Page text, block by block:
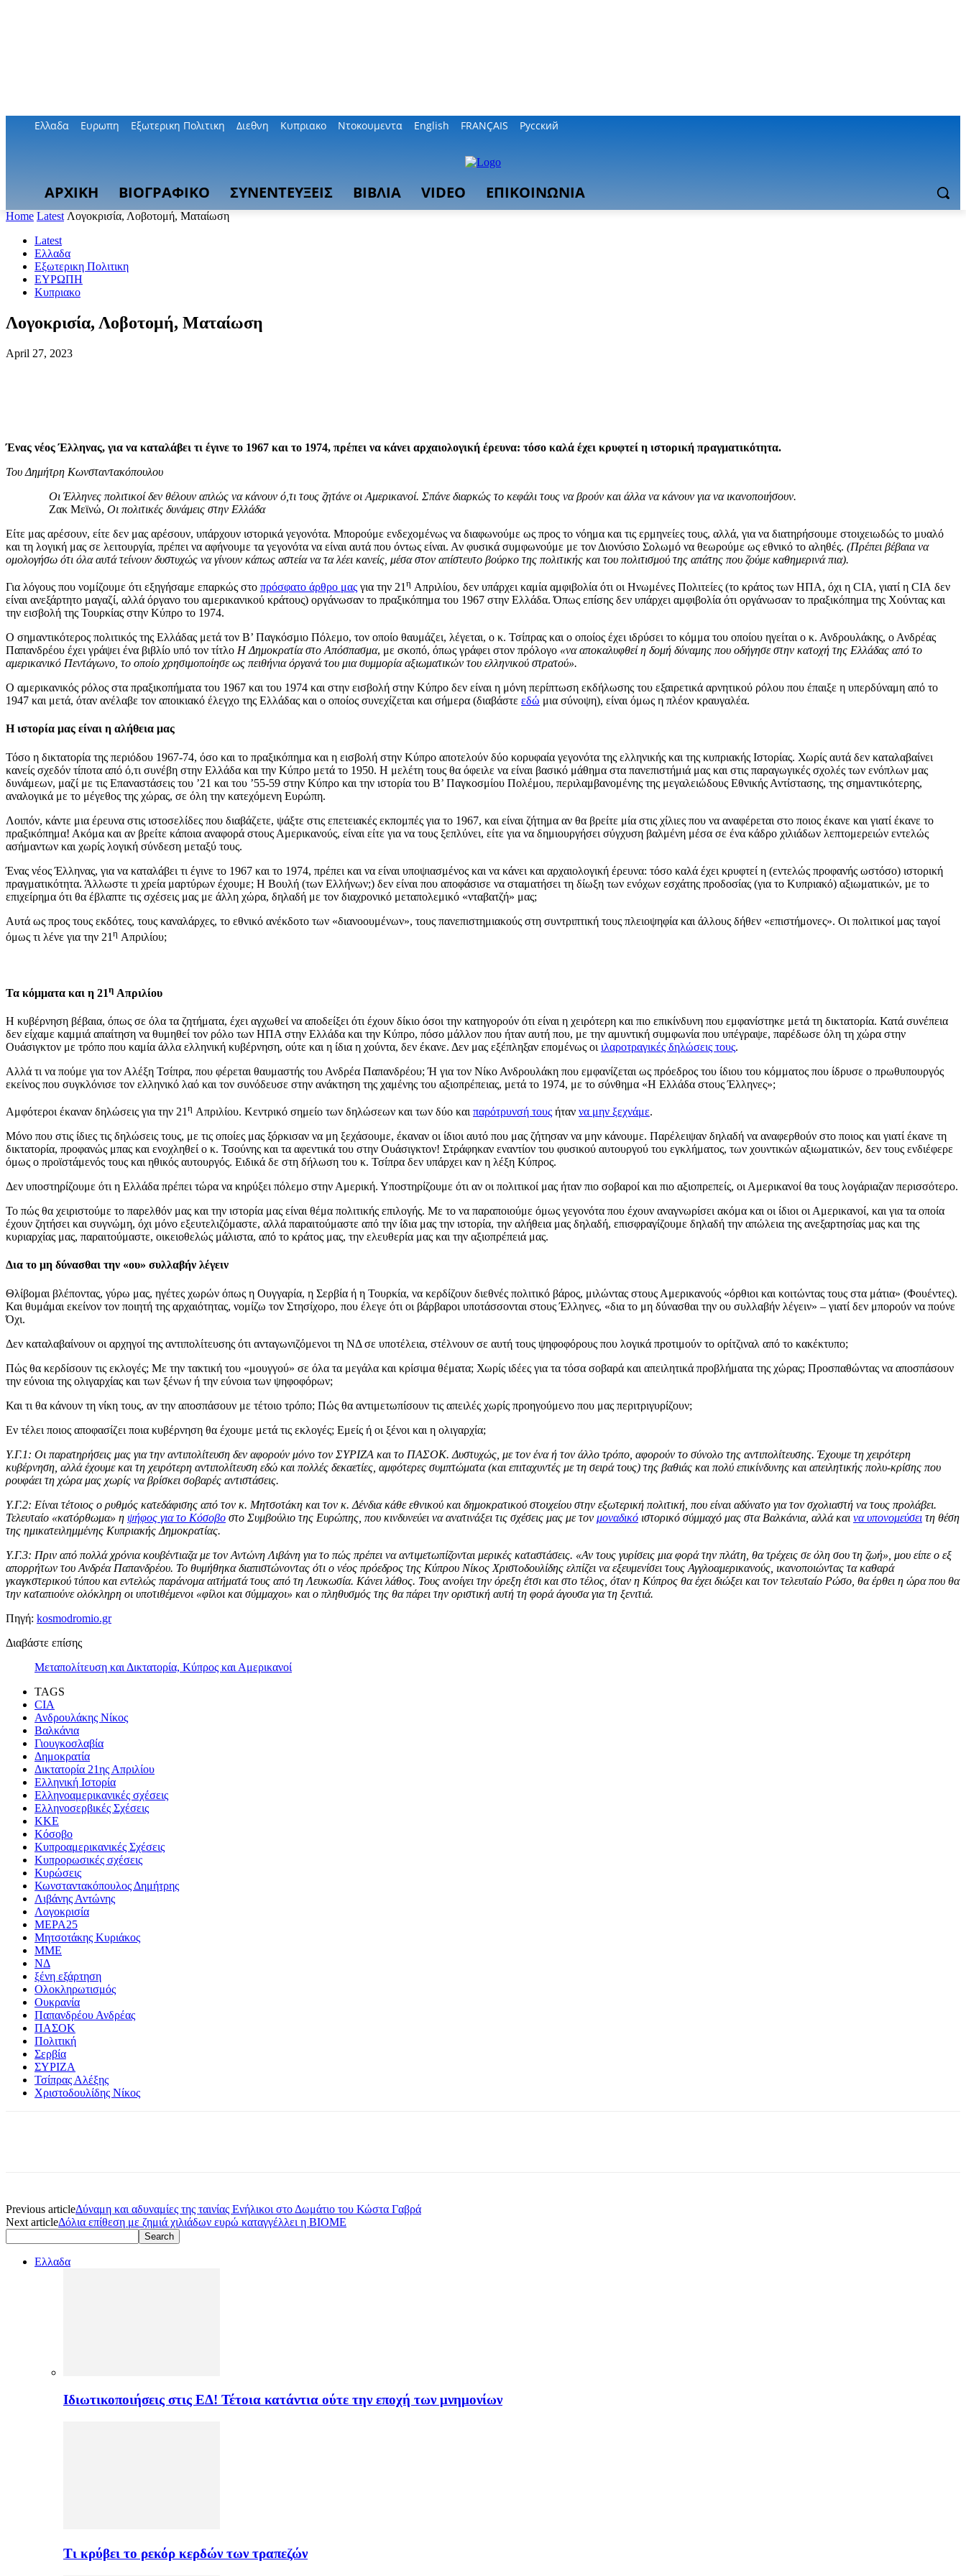
Ελλαδα Ευρωπη Εξωτερικη Πολιτικη Διεθνη Κυπριακο Ντοκουμεντα English FRANÇAIS Русский
ΑΡΧΙΚΗ ΒΙΟΓΡΑΦΙΚΟ ΣΥΝΕΝΤΕΥΞΕΙΣ ΒΙΒΛΙΑ VIDEO ΕΠΙΚΟΙΝΩΝΙΑ
Home Latest Λογοκρισία, Λοβοτομή, Ματαίωση
Latest
Ελλαδα
Εξωτερικη Πολιτικη
ΕΥΡΩΠΗ
Κυπριακο
Λογοκρισία, Λοβοτομή, Ματαίωση
April 27, 2023
Ένας νέος Έλληνας, για να καταλάβει τι έγινε το 1967 και το 1974, πρέπει να κάνει αρχαιολογική έρευνα: τόσο καλά έχει κρυφτεί η ιστορική πραγματικότητα.
Του Δημήτρη Κωνσταντακόπουλου
Οι Έλληνες πολιτικοί δεν θέλουν απλώς να κάνουν ό,τι τους ζητάνε οι Αμερικανοί. Σπάνε διαρκώς το κεφάλι τους να βρούν και άλλα να κάνουν για να ικανοποιήσουν.
Ζακ Μεϊνώ, Οι πολιτικές δυνάμεις στην Ελλάδα
Είτε μας αρέσουν, είτε δεν μας αρέσουν, υπάρχουν ιστορικά γεγονότα. Μπορούμε ενδεχομένως να διαφωνούμε ως προς το νόημα και τις ερμηνείες τους, αλλά, για να διατηρήσουμε στοιχειωδώς το μυαλό
και τη λογική μας σε λειτουργία, πρέπει να αφήνουμε τα γεγονότα να είναι αυτά που όντως είναι. Αν φυσικά συμφωνούμε με τον Διονύσιο Σολωμό να θεωρούμε ως εθνικό το αληθές. (Πρέπει βέβαια να
ομολογήσω ότι όλα αυτά τείνουν δυστυχώς να γίνουν κάπως αστεία να τα λέει κανείς, μέσα στον απίστευτο βούρκο της πολιτικής και του πολιτισμού της απάτης που ζούμε καθημερινά πια).
Για λόγους που νομίζουμε ότι εξηγήσαμε επαρκώς στο πρόσφατο άρθρο μας για την 21 η Απριλίου, δεν υπάρχει καμία αμφιβολία ότι οι Ηνωμένες Πολιτείες (το κράτος των ΗΠΑ, όχι η CIA, γιατί η CIA δεν
είναι ανεξάρτητο μαγαζί, αλλά όργανο του αμερικανικού κράτους) οργάνωσαν το πραξικόπημα του 1967 στην Ελλάδα. Όπως επίσης δεν υπάρχει αμφιβολία ότι οργάνωσαν το πραξικόπημα της Χούντας και
την εισβολή της Τουρκίας στην Κύπρο το 1974.
Ο σημαντικότερος πολιτικός της Ελλάδας μετά τον Β’ Παγκόσμιο Πόλεμο, τον οποίο θαυμάζει, λέγεται, ο κ. Τσίπρας και ο οποίος έχει ιδρύσει το κόμμα του οποίου ηγείται ο κ. Ανδρουλάκης, ο Ανδρέας
Παπανδρέου έχει γράψει ένα βιβλίο υπό τον τίτλο Η Δημοκρατία στο Απόσπασμα, με σκοπό, όπως γράφει στον πρόλογο «να αποκαλυφθεί η δομή δύναμης που οδήγησε στην κατοχή της Ελλάδας από το
αμερικανικό Πεντάγωνο, το οποίο χρησιμοποίησε ως πειθήνια όργανά του μια συμμορία αξιωματικών του ελληνικού στρατού».
Ο αμερικανικός ρόλος στα πραξικοπήματα του 1967 και του 1974 και στην εισβολή στην Κύπρο δεν είναι η μόνη περίπτωση εκδήλωσης του εξαιρετικά αρνητικού ρόλου που έπαιξε η υπερδύναμη από το
1947 και μετά, όταν ανέλαβε τον αποικιακό έλεγχο της Ελλάδας και ο οποίος συνεχίζεται και σήμερα (διαβάστε εδώ μια σύνοψη), είναι όμως η πλέον κραυγαλέα.
Η ιστορία μας είναι η αλήθεια μας
Τόσο η δικτατορία της περιόδου 1967-74, όσο και το πραξικόπημα και η εισβολή στην Κύπρο αποτελούν δύο κορυφαία γεγονότα της ελληνικής και της κυπριακής Ιστορίας. Χωρίς αυτά δεν καταλαβαίνει
κανείς σχεδόν τίποτα από ό,τι συνέβη στην Ελλάδα και την Κύπρο μετά το 1950. Η μελέτη τους θα όφειλε να είναι βασικό μάθημα στα πανεπιστήμιά μας και στις παραγωγικές σχολές των ενόπλων μας
δυνάμεων, μαζί με τις Επαναστάσεις του ’21 και του ’55-59 στην Κύπρο και την ιστορία του Β’ Παγκοσμίου Πολέμου, περιλαμβανομένης της μεγαλειώδους Εθνικής Αντίστασης, της σημαντικότερης,
αναλογικά με το μέγεθος της χώρας, σε όλη την κατεχόμενη Ευρώπη.
Λοιπόν, κάντε μια έρευνα στις ιστοσελίδες που διαβάζετε, ψάξτε στις επετειακές εκπομπές για το 1967, και είναι ζήτημα αν θα βρείτε μία στις χίλιες που να αναφέρεται στο ποιος έκανε και γιατί έκανε το
πραξικόπημα! Ακόμα και αν βρείτε κάποια αναφορά στους Αμερικανούς, είναι είτε για να τους ξεπλύνει, είτε για να δημιουργήσει σύγχυση βαλμένη μέσα σε ένα κάδρο χιλιάδων λεπτομερειών εντελώς
ασήμαντων και χωρίς λογική σύνδεση μεταξύ τους.
Ένας νέος Έλληνας, για να καταλάβει τι έγινε το 1967 και το 1974, πρέπει και να είναι υποψιασμένος και να κάνει και αρχαιολογική έρευνα: τόσο καλά έχει κρυφτεί η (εντελώς προφανής ωστόσο) ιστορική
πραγματικότητα. Άλλωστε τι χρεία μαρτύρων έχουμε; Η Βουλή (των Ελλήνων;) δεν είναι που αποφάσισε να σταματήσει τη δίωξη των ενόχων εσχάτης προδοσίας (για το Κυπριακό) αξιωματικών, με το
επιχείρημα ότι θα έβλαπτε τις σχέσεις μας με άλλη χώρα, δηλαδή με τον διαχρονικό μεταπολεμικό «νταβατζή» μας;
Αυτά ως προς τους εκδότες, τους καναλάρχες, το εθνικό ανέκδοτο των «διανοουμένων», τους πανεπιστημιακούς στη συντριπτική τους πλειοψηφία και άλλους δήθεν «επιστήμονες». Οι πολιτικοί μας ταγοί
όμως τι λένε για την 21 η Απριλίου;
Τα κόμματα και η 21η Απριλίου
Η κυβέρνηση βέβαια, όπως σε όλα τα ζητήματα, έχει αγχωθεί να αποδείξει ότι έχουν δίκιο όσοι την κατηγορούν ότι είναι η χειρότερη και πιο επικίνδυνη που εμφανίστηκε μετά τη δικτατορία. Κατά συνέπεια
δεν είχαμε καμμιά απαίτηση να θυμηθεί τον ρόλο των ΗΠΑ στην Ελλάδα και την Κύπρο, πόσο μάλλον που ήταν αυτή που, με την αμυντική συμφωνία που υπέγραψε, παρέδωσε όλη τη χώρα στην
Ουάσιγκτον με τρόπο που καμία άλλα ελληνική κυβέρνηση, ούτε και η ίδια η χούντα, δεν έκανε. Δεν μας εξέπληξαν επομένως οι ιλαροτραγικές δηλώσεις τους.
Αλλά τι να πούμε για τον Αλέξη Τσίπρα, που φέρεται θαυμαστής του Ανδρέα Παπανδρέου; Ή για τον Νίκο Ανδρουλάκη που εμφανίζεται ως πρόεδρος του ίδιου του κόμματος που ίδρυσε ο πρωθυπουργός
εκείνος που συγκλόνισε τον ελληνικό λαό και τον συνόδευσε στην ανάκτηση της χαμένης του αξιοπρέπειας, μετά το 1974, με το σύνθημα «Η Ελλάδα στους Έλληνες»;
Αμφότεροι έκαναν δηλώσεις για την 21 η Απριλίου. Κεντρικό σημείο των δηλώσεων και των δύο και παρότρυνσή τους ήταν να μην ξεχνάμε.
Μόνο που στις ίδιες τις δηλώσεις τους, με τις οποίες μας ξόρκισαν να μη ξεχάσουμε, έκαναν οι ίδιοι αυτό που μας ζήτησαν να μην κάνουμε. Παρέλειψαν δηλαδή να αναφερθούν στο ποιος και γιατί έκανε τη
δικτατορία, προφανώς μπας και ενοχληθεί ο κ. Τσούνης και τα αφεντικά του στην Ουάσιγκτον! Στράφηκαν εναντίον του φυσικού αυτουργού του εγκλήματος, των χουντικών αξιωματικών, δεν τους ενδιέφερε
όμως ο προϊστάμενός τους και ηθικός αυτουργός. Ειδικά δε στη δήλωση του κ. Τσίπρα δεν υπάρχει καν η λέξη Κύπρος.
Δεν υποστηρίζουμε ότι η Ελλάδα πρέπει τώρα να κηρύξει πόλεμο στην Αμερική. Υποστηρίζουμε ότι αν οι πολιτικοί μας ήταν πιο σοβαροί και πιο αξιοπρεπείς, οι Αμερικανοί θα τους λογάριαζαν περισσότερο.
Το πώς θα χειριστούμε το παρελθόν μας και την ιστορία μας είναι θέμα πολιτικής επιλογής. Με το να παραποιούμε όμως γεγονότα που έχουν αναγνωρίσει ακόμα και οι ίδιοι οι Αμερικανοί, και για τα οποία
έχουν ζητήσει και συγνώμη, όχι μόνο εξευτελιζόμαστε, αλλά παραιτούμαστε από την ίδια μας την ιστορία, την αλήθεια μας δηλαδή, επισφραγίζουμε δηλαδή την απώλεια της ανεξαρτησίας μας και της
κυριαρχίας μας, παραιτούμαστε, οικειοθελώς μάλιστα, από το κράτος μας, την ελευθερία μας και την αξιοπρέπειά μας.
Δια το μη δύνασθαι την «ου» συλλαβήν λέγειν
Θλίβομαι βλέποντας, γύρω μας, ηγέτες χωρών όπως η Ουγγαρία, η Σερβία ή η Τουρκία, να κερδίζουν διεθνές πολιτικό βάρος, μιλώντας στους Αμερικανούς «όρθιοι και κοιτώντας τους στα μάτια» (Φουέντες).
Και θυμάμαι εκείνον τον ποιητή της αρχαιότητας, νομίζω τον Στησίχορο, που έλεγε ότι οι βάρβαροι υποτάσσονται στους Έλληνες, «δια το μη δύνασθαι την ου συλλαβήν λέγειν» – γιατί δεν μπορούν να πούνε
Όχι.
Δεν καταλαβαίνουν οι αρχηγοί της αντιπολίτευσης ότι ανταγωνιζόμενοι τη ΝΔ σε υποτέλεια, στέλνουν σε αυτή τους ψηφοφόρους που λογικά προτιμούν το ορίτζιναλ από το κακέκτυπο;
Πώς θα κερδίσουν τις εκλογές; Με την τακτική του «μουγγού» σε όλα τα μεγάλα και κρίσιμα θέματα; Χωρίς ιδέες για τα τόσα σοβαρά και απειλητικά προβλήματα της χώρας; Προσπαθώντας να αποσπάσουν
την εύνοια της ολιγαρχίας και των ξένων ή την εύνοια των ψηφοφόρων;
Και τι θα κάνουν τη νίκη τους, αν την αποσπάσουν με τέτοιο τρόπο; Πώς θα αντιμετωπίσουν τις απειλές χωρίς προηγούμενο που μας περιτριγυρίζουν;
Εν τέλει ποιος αποφασίζει ποια κυβέρνηση θα έχουμε μετά τις εκλογές; Εμείς ή οι ξένοι και η ολιγαρχία;
Υ.Γ.1: Οι παρατηρήσεις μας για την αντιπολίτευση δεν αφορούν μόνο τον ΣΥΡΙΖΑ και το ΠΑΣΟΚ. Δυστυχώς, με τον ένα ή τον άλλο τρόπο, αφορούν το σύνολο της αντιπολίτευσης. Έχουμε τη χειρότερη
κυβέρνηση, αλλά έχουμε και τη χειρότερη αντιπολίτευση εδώ και πολλές δεκαετίες, αμφότερες συμπτώματα (και επιταχυντές με τη σειρά τους) της βαθιάς και πολύ επικίνδυνης και απειλητικής πολυ-κρίσης που
ρουφάει τη χώρα μας χωρίς να βρίσκει σοβαρές αντιστάσεις.
Υ.Γ.2: Είναι τέτοιος ο ρυθμός κατεδάφισης από τον κ. Μητσοτάκη και τον κ. Δένδια κάθε εθνικού και δημοκρατικού στοιχείου στην εξωτερική πολιτική, που είναι αδύνατο για τον σχολιαστή να τους προλάβει.
Τελευταίο «κατόρθωμα» η ψήφος για το Κόσοβο στο Συμβούλιο της Ευρώπης, που κινδυνεύει να ανατινάξει τις σχέσεις μας με τον μοναδικό ιστορικό σύμμαχό μας στα Βαλκάνια, αλλά και να υπονομεύσει τη θέση
της ημικατειλημμένης Κυπριακής Δημοκρατίας.
Υ.Γ.3: Πριν από πολλά χρόνια κουβέντιαζα με τον Αντώνη Λιβάνη για το πώς πρέπει να αντιμετωπίζονται μερικές καταστάσεις. «Αν τους γυρίσεις μια φορά την πλάτη, θα τρέχεις σε όλη σου τη ζωή», μου είπε ο εξ
απορρήτων του Ανδρέα Παπανδρέου. Το θυμήθηκα διαπιστώνοντας ότι ο νέος πρόεδρος της Κύπρου Νίκος Χριστοδουλίδης ελπίζει να εξευμενίσει τους Αγγλοαμερικανούς, ικανοποιώντας τα καθαρά
γκαγκστερικού τύπου και εντελώς παράνομα αιτήματά τους από τη Λευκωσία. Κάνει λάθος. Τους ανοίγει την όρεξη έτσι και στο τέλος, όταν η Κύπρος θα έχει διώξει και τον τελευταίο Ρώσο, θα έρθει η ώρα που θα
την καταπιούνε ολόκληρη οι υποτιθέμενοι «φίλοι και σύμμαχοι» και ο πληθυσμός της θα πάρει την οριστική αυτή τη φορά άγουσα για τη ξενιτιά.
Πηγή: kosmodromio.gr
Διαβάστε επίσης
Μεταπολίτευση και Δικτατορία, Κύπρος και Αμερικανοί
TAGS
CIA
Ανδρουλάκης Νίκος
Βαλκάνια
Γιουγκοσλαβία
Δημοκρατία
Δικτατορία 21ης Απριλίου
Ελληνική Ιστορία
Ελληνοαμερικανικές σχέσεις
Ελληνοσερβικές Σχέσεις
ΚΚΕ
Κόσοβο
Κυπροαμερικανικές Σχέσεις
Κυπρορωσικές σχέσεις
Κυρώσεις
Κωνσταντακόπουλος Δημήτρης
Λιβάνης Αντώνης
Λογοκρισία
ΜΕΡΑ25
Μητσοτάκης Κυριάκος
ΜΜΕ
ΝΔ
ξένη εξάρτηση
Ολοκληρωτισμός
Ουκρανία
Παπανδρέου Ανδρέας
ΠΑΣΟΚ
Πολιτική
Σερβία
ΣΥΡΙΖΑ
Τσίπρας Αλέξης
Χριστοδουλίδης Νίκος
Previous articleΔύναμη και αδυναμίες της ταινίας Ενήλικοι στο Δωμάτιο του Κώστα Γαβρά
Next articleΔόλια επίθεση με ζημιά χιλιάδων ευρώ καταγγέλλει η ΒΙΟΜΕ
Ελλαδα
Ιδιωτικοποιήσεις στις ΕΔ! Τέτοια κατάντια ούτε την εποχή των μνημονίων
Τι κρύβει το ρεκόρ κερδών των τραπεζών